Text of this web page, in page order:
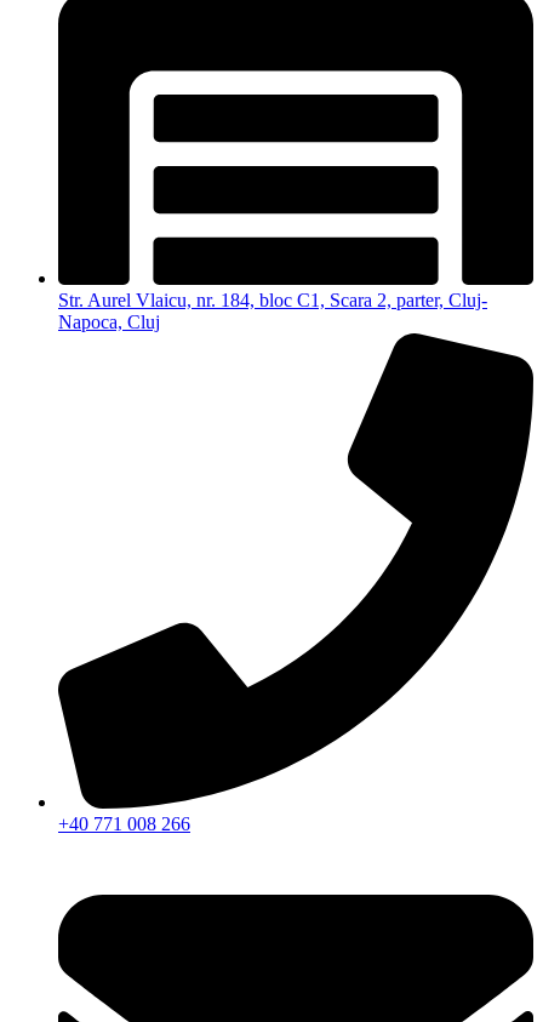
Str. Aurel Vlaicu, nr. 184, bloc C1, Scara 2, parter, Cluj-
Napoca, Cluj
+40 771 008 266